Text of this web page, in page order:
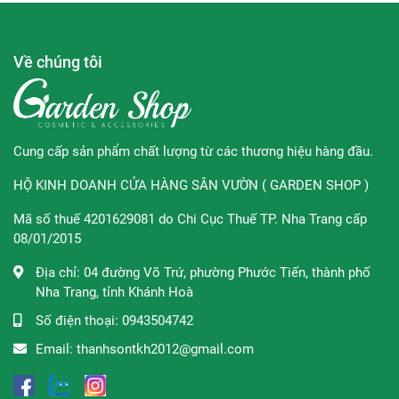
Mùi hương đặc trưng:
Hương đầu: Quả lựu, Quả Yuzu, Hương nước.
Hương giữa: Hoa sen, Hoa mẫu đơn, Hoa mộc lan,
Quả mâm xôi,
Thời điểm khuyên dùng: Các thời điểm trong ngày,
mùa hè, xuân
Thiết kế:
Nước hoaVersace Bright Crystal Absolu
những chai nước hoa nữ có thiết kế nổi bật và sáng tạo
Về chúng tôi
Cung cấp sản phẩm chất lượng từ các thương hiệu hàng đầu.
HỘ KINH DOANH CỬA HÀNG SÂN VƯỜN ( GARDEN SHOP )
Mã số thuế 4201629081 do Chi Cục Thuế TP. Nha Trang cấp
08/01/2015
Địa chỉ: 04 đường Võ Trứ, phường Phước Tiến, thành phố
Nha Trang, tỉnh Khánh Hoà
Số điện thoại: 0943504742
Email: thanhsontkh2012@gmail.com